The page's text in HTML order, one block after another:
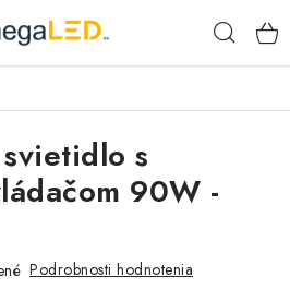
s
90W -
Podrobnosti hodnotenia